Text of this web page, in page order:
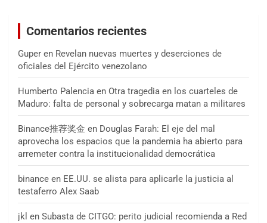
Comentarios recientes
Guper en Revelan nuevas muertes y deserciones de
oficiales del Ejército venezolano
Humberto Palencia en Otra tragedia en los cuarteles de
Maduro: falta de personal y sobrecarga matan a militares
Binance推荐奖金 en Douglas Farah: El eje del mal
aprovecha los espacios que la pandemia ha abierto para
arremeter contra la institucionalidad democrática
binance en EE.UU. se alista para aplicarle la justicia al
testaferro Alex Saab
jkl en Subasta de CITGO: perito judicial recomienda a Red